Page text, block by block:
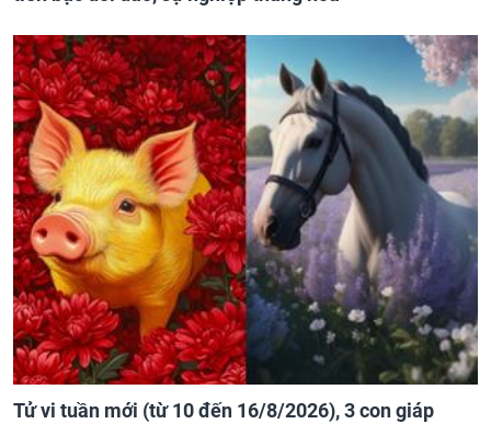
Tử vi tuần mới (từ 10 đến 16/8/2026), 3 con giáp